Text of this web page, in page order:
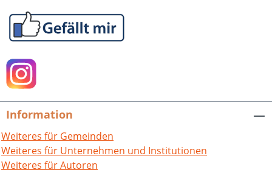
Geschichte im 20. Jahrhundert mit
allgemeinen historischen Entwicklungen
Download Buch-Cover als tif-Datei zum
Download
Information
Weiteres für Gemeinden
Weiteres für Unternehmen und Institutionen
Weiteres für Autoren